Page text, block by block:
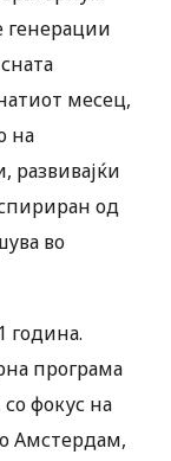
месец,
на
развивајќи
од
во
година.
програма
фокус на
Амстердам,